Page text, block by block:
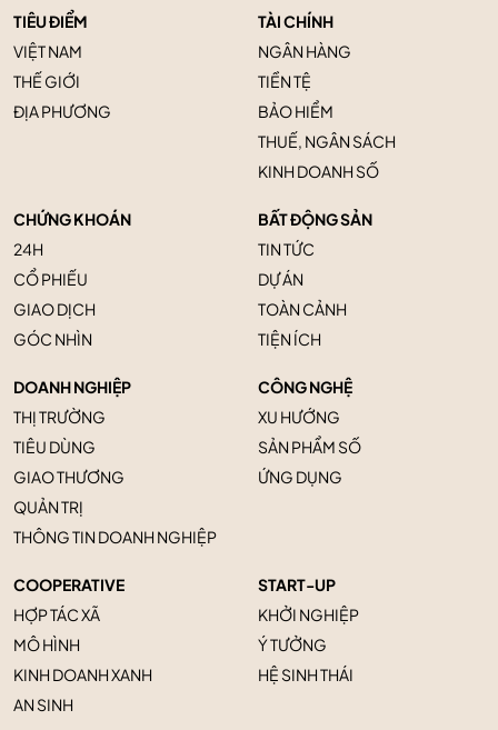
TIÊU ĐIỂM
VIỆT NAM
THẾ GIỚI
ĐỊA PHƯƠNG
TÀI CHÍNH
NGÂN HÀNG
TIỀN TỆ
BẢO HIỂM
THUẾ, NGÂN SÁCH
KINH DOANH SỐ
CHỨNG KHOÁN
24H
CỔ PHIẾU
GIAO DỊCH
GÓC NHÌN
BẤT ĐỘNG SẢN
TIN TỨC
DỰ ÁN
TOÀN CẢNH
TIỆN ÍCH
DOANH NGHIỆP
THỊ TRƯỜNG
TIÊU DÙNG
GIAO THƯƠNG
QUẢN TRỊ
THÔNG TIN DOANH NGHIỆP
CÔNG NGHỆ
XU HƯỚNG
SẢN PHẨM SỐ
ỨNG DỤNG
COOPERATIVE
HỢP TÁC XÃ
MÔ HÌNH
KINH DOANH XANH
AN SINH
START-UP
KHỞI NGHIỆP
Ý TƯỞNG
HỆ SINH THÁI